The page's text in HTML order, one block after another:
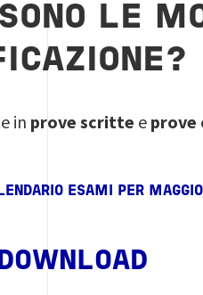
LE
in prove scritte e prove
ESAMI PER